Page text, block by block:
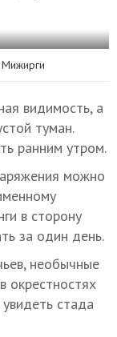
видимость, а
туман.
ранним утром.
можно
в сторону
за один день.
необычные
стада